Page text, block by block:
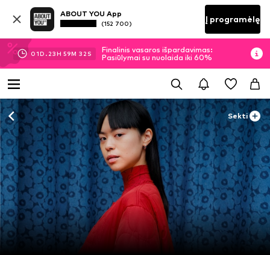
ABOUT YOU App
(152 700) Į programėlę
01D. 23H 59M 31 S
Finalinis vasaros išpardavimas:
Pasiūlymai su nuolaida iki 60%
Sekti